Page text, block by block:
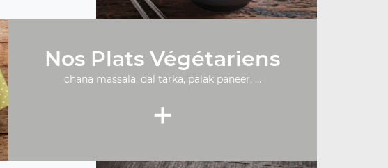
Nos Plats Végétariens
chana massala, dal tarka, palak paneer, ...
+